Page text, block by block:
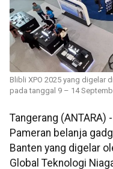
Blibli XPO 2025 yang digelar
pada tanggal 9 – 14
Tangerang (ANTARA) -
Pameran belanja
Banten yang digelar
Global Teknologi